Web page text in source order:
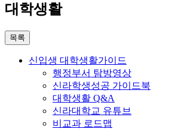
대학생활
목록
신입생 대학생활가이드
행정부서 탐방영상
신라학생성공 가이드북
대학생활 Q&A
신라대학교 유튜브
비교과 로드맵